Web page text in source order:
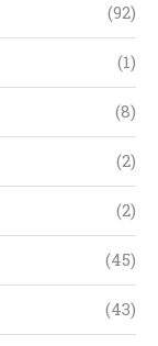
(92)
(1)
(8)
(2)
(2)
(45)
(43)